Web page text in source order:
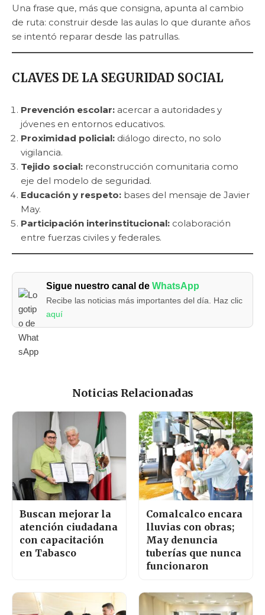
Una frase que, más que consigna, apunta al cambio
de ruta: construir desde las aulas lo que durante años
se intentó reparar desde las patrullas.
CLAVES DE LA SEGURIDAD SOCIAL
Prevención escolar: acercar a autoridades y
jóvenes en entornos educativos.
Proximidad policial: diálogo directo, no solo
vigilancia.
Tejido social: reconstrucción comunitaria como
eje del modelo de seguridad.
Educación y respeto: bases del mensaje de Javier
May.
Participación interinstitucional: colaboración
entre fuerzas civiles y federales.
Sigue nuestro canal deWhatsApp
Recibe las noticias más importantes del día. Haz clic
aquí
Noticias Relacionadas
Buscan mejorar la
atención ciudadana
con capacitación
en Tabasco
Comalcalco encara
lluvias con obras;
May denuncia
tuberías que nunca
funcionaron